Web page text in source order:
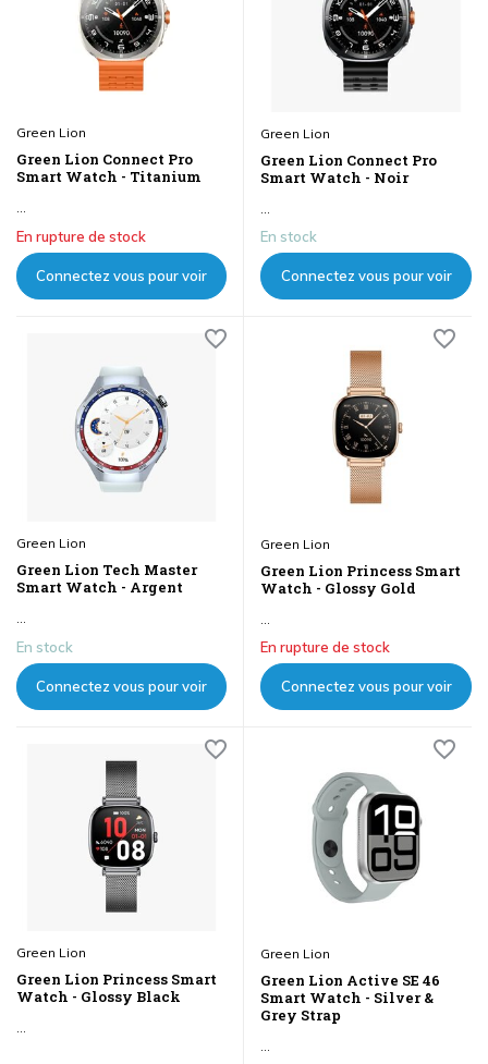
Green Lion
Green Lion Connect Pro
Smart Watch - Titanium
...
En rupture de stock
Connectez vous pour voir
Green Lion
Green Lion Connect Pro
Smart Watch - Noir
...
En stock
Connectez vous pour voir
Green Lion
Green Lion Tech Master
Smart Watch - Argent
En stock
Connectez vous pour voir
Green Lion
Green Lion Princess Smart
Watch - Glossy Gold
En rupture de stock
Connectez vous pour voir
Green Lion
Green Lion Princess Smart
Watch - Glossy Black
...
Green Lion
Green Lion Active SE 46
Smart Watch - Silver &
Grey Strap
...